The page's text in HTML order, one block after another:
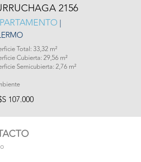
2156
|
Total: 33,32 m²
Cubierta: 29,56 m²
Semicubierta: 2,76 m²
107.000